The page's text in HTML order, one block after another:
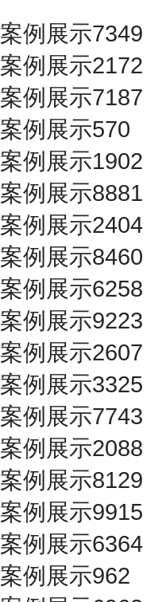
案例展示7349
案例展示2172
案例展示7187
案例展示570
案例展示1902
案例展示8881
案例展示2404
案例展示8460
案例展示6258
案例展示9223
案例展示2607
案例展示3325
案例展示7743
案例展示2088
案例展示8129
案例展示9915
案例展示6364
案例展示962